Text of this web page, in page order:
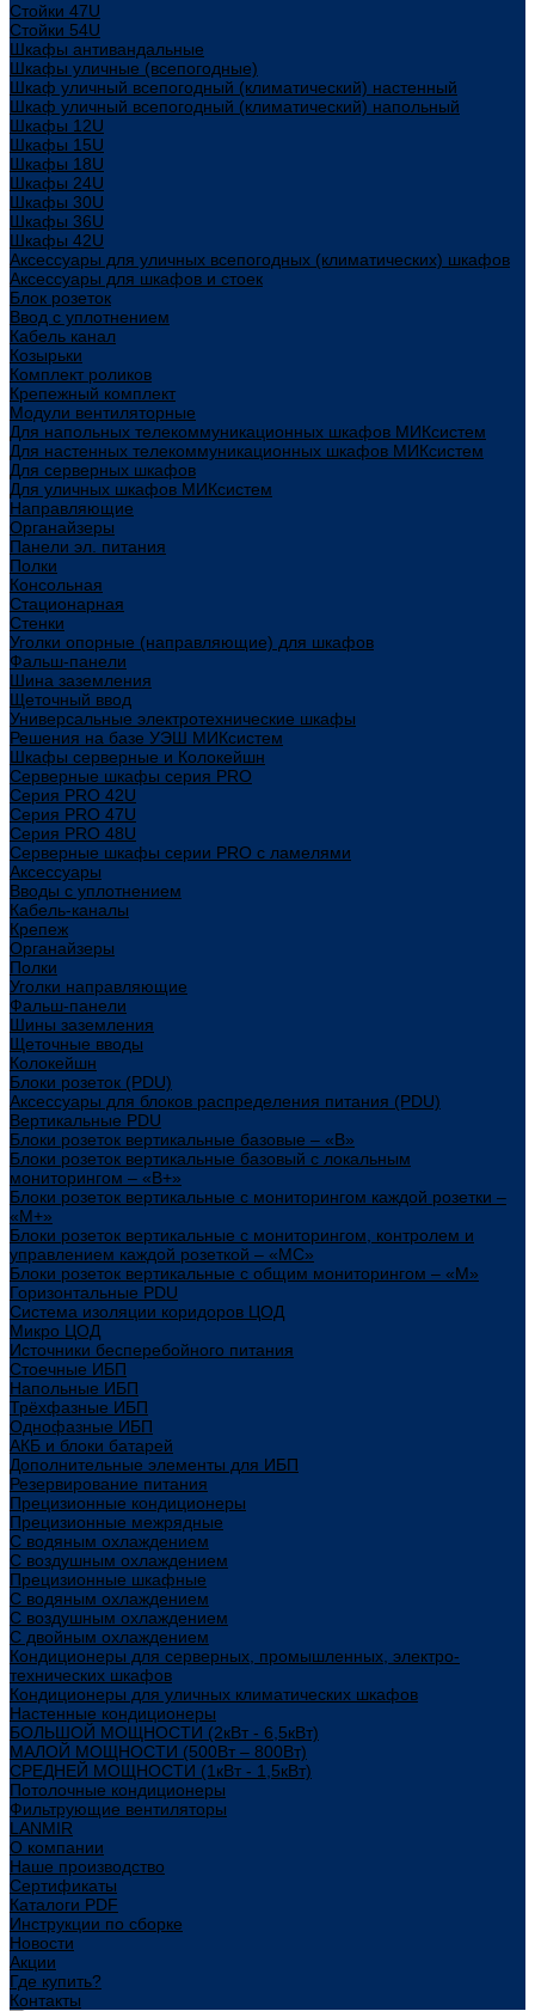
Стойки 47U
Стойки 54U
Шкафы антивандальные
Шкафы уличные (всепогодные)
Шкаф уличный всепогодный (климатический) настенный
Шкаф уличный всепогодный (климатический) напольный
Шкафы 12U
Шкафы 15U
Шкафы 18U
Шкафы 24U
Шкафы 30U
Шкафы 36U
Шкафы 42U
Аксессуары для уличных всепогодных (климатических) шкафов
Аксессуары для шкафов и стоек
Блок розеток
Ввод с уплотнением
Кабель канал
Козырьки
Комплект роликов
Крепежный комплект
Модули вентиляторные
Для напольных телекоммуникационных шкафов МИКсистем
Для настенных телекоммуникационных шкафов МИКсистем
Для серверных шкафов
Для уличных шкафов МИКсистем
Направляющие
Органайзеры
Панели эл. питания
Полки
Консольная
Стационарная
Стенки
Уголки опорные (направляющие) для шкафов
Фальш-панели
Шина заземления
Щеточный ввод
Универсальные электротехнические шкафы
Решения на базе УЭШ МИКсистем
Шкафы серверные и Колокейшн
Серверные шкафы серия PRO
Серия PRO 42U
Серия PRO 47U
Серия PRO 48U
Серверные шкафы серии PRO с ламелями
Аксессуары
Вводы с уплотнением
Кабель-каналы
Крепеж
Органайзеры
Полки
Уголки направляющие
Фальш-панели
Шины заземления
Щеточные вводы
Колокейшн
Блоки розеток (PDU)
Аксессуары для блоков распределения питания (PDU)
Вертикальные PDU
Блоки розеток вертикальные базовые – «В»
Блоки розеток вертикальные базовый с локальным
мониторингом – «В+»
Блоки розеток вертикальные с мониторингом каждой розетки –
«М+»
Блоки розеток вертикальные с мониторингом, контролем и
управлением каждой розеткой – «МС»
Блоки розеток вертикальные с общим мониторингом – «М»
Горизонтальные PDU
Система изоляции коридоров ЦОД
Микро ЦОД
Источники бесперебойного питания
Стоечные ИБП
Напольные ИБП
Трёхфазные ИБП
Однофазные ИБП
АКБ и блоки батарей
Дополнительные элементы для ИБП
Резервирование питания
Прецизионные кондиционеры
Прецизионные межрядные
С водяным охлаждением
С воздушным охлаждением
Прецизионные шкафные
С водяным охлаждением
С воздушным охлаждением
С двойным охлаждением
Кондиционеры для серверных, промышленных, электро-
технических шкафов
Кондиционеры для уличных климатических шкафов
Настенные кондиционеры
БОЛЬШОЙ МОЩНОСТИ (2кВт - 6,5кВт)
МАЛОЙ МОЩНОСТИ (500Вт – 800Вт)
СРЕДНЕЙ МОЩНОСТИ (1кВт - 1,5кВт)
Потолочные кондиционеры
Фильтрующие вентиляторы
LANMIR
О компании
Наше производство
Сертификаты
Каталоги PDF
Инструкции по сборке
Новости
Акции
Где купить?
Контакты